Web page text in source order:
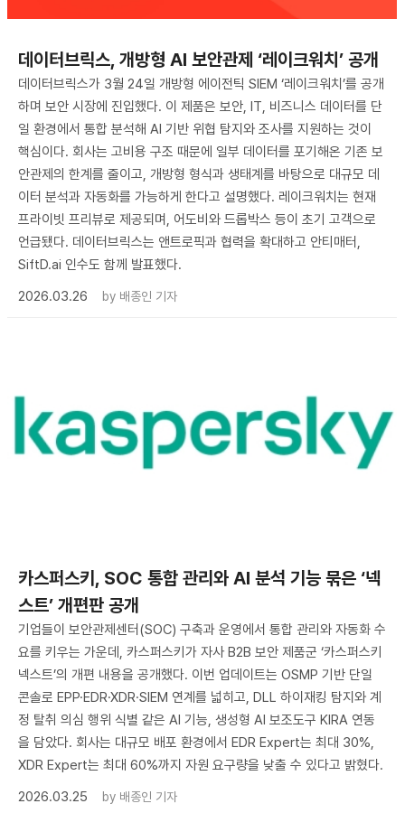
데이터브릭스, 개방형 AI 보안관제 ‘레이크워치’ 공개
데이터브릭스가 3월 24일 개방형 에이전틱 SIEM ‘레이크워치’를 공개
하며 보안 시장에 진입했다. 이 제품은 보안, IT, 비즈니스 데이터를 단
일 환경에서 통합 분석해 AI 기반 위협 탐지와 조사를 지원하는 것이
핵심이다. 회사는 고비용 구조 때문에 일부 데이터를 포기해온 기존 보
안관제의 한계를 줄이고, 개방형 형식과 생태계를 바탕으로 대규모 데
이터 분석과 자동화를 가능하게 한다고 설명했다. 레이크워치는 현재
프라이빗 프리뷰로 제공되며, 어도비와 드롭박스 등이 초기 고객으로
언급됐다. 데이터브릭스는 앤트로픽과 협력을 확대하고 안티매터,
SiftD.ai 인수도 함께 발표했다.
2026.03.26
by 배종인 기자
카스퍼스키, SOC 통합 관리와 AI 분석 기능 묶은 ‘넥
스트’ 개편판 공개
기업들이 보안관제센터(SOC) 구축과 운영에서 통합 관리와 자동화 수
요를 키우는 가운데, 카스퍼스키가 자사 B2B 보안 제품군 ‘카스퍼스키
넥스트’의 개편 내용을 공개했다. 이번 업데이트는 OSMP 기반 단일
콘솔로 EPP·EDR·XDR·SIEM 연계를 넓히고, DLL 하이재킹 탐지와 계
정 탈취 의심 행위 식별 같은 AI 기능, 생성형 AI 보조도구 KIRA 연동
을 담았다. 회사는 대규모 배포 환경에서 EDR Expert는 최대 30%,
XDR Expert는 최대 60%까지 자원 요구량을 낮출 수 있다고 밝혔다.
2026.03.25
by 배종인 기자